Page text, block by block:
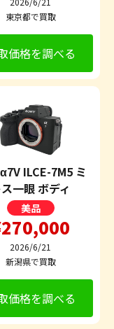
東京都で買取
価格を調べる
ILCE-7M5 ミ
一眼 ボディ
美品
2026/6/21
新潟県で買取
価格を調べる